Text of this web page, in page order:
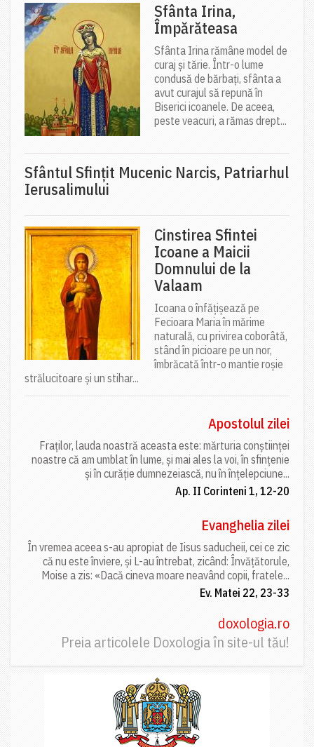
Sfânta Irina,
Împărăteasa
Sfânta Irina rămâne model de
curaj și tărie. Într-o lume
condusă de bărbați, sfânta a
avut curajul să repună în
Biserici icoanele. De aceea,
peste veacuri, a rămas drept...
Sfântul Sfinţit Mucenic Narcis, Patriarhul
Ierusalimului
Cinstirea Sfintei
Icoane a Maicii
Domnului de la
Valaam
Icoana o înfățișează pe
Fecioara Maria în mărime
naturală, cu privirea coborâtă,
stând în picioare pe un nor,
îmbrăcată într-o mantie roșie
strălucitoare și un stihar...
Apostolul zilei
Fraților, lauda noastră aceasta este: mărturia conștiinței
noastre că am umblat în lume, și mai ales la voi, în sfințenie
și în curăție dumnezeiască, nu în înțelepciune...
Ap. II Corinteni 1, 12-20
Evanghelia zilei
În vremea aceea s-au apropiat de Iisus saducheii, cei ce zic
că nu este înviere, și L-au întrebat, zicând: Învățătorule,
Moise a zis: «Dacă cineva moare neavând copii, fratele...
Ev. Matei 22, 23-33
doxologia.ro
Preia articolele Doxologia în site-ul tău!